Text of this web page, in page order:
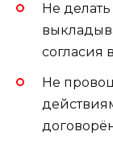
Не
согласия
Не